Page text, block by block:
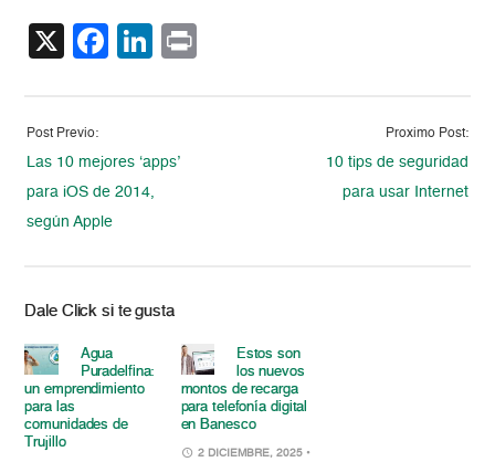
X Facebook
LinkedIn
Post Previo:
Las 10 mejores ‘apps’
para iOS de 2014,
según Apple
Proximo Post:
10 tips de seguridad
para usar Internet
Dale Click si te gusta
Agua
Puradelfina:
un emprendimiento
para las
comunidades de
Trujillo
Estos son
los nuevos
montos de recarga
para telefonía digital
en Banesco
2 DICIEMBRE, 2025 •